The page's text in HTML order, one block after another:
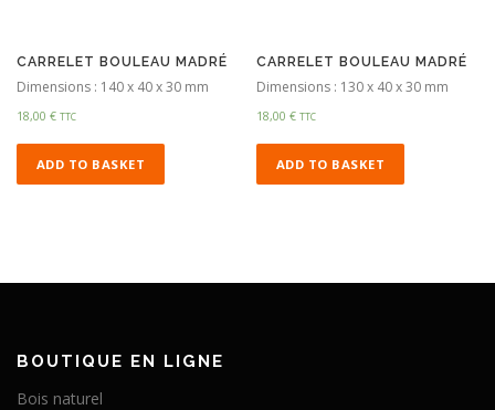
CARRELET BOULEAU MADRÉ
Dimensions : 140 x 40 x 30 mm
18,00 € TTC
ADD TO BASKET
CARRELET BOULEAU MADRÉ
Dimensions : 130 x 40 x 30 mm
18,00€ TTC
ADD TO BASKET
BOUTIQUE EN LIGNE
Bois naturel